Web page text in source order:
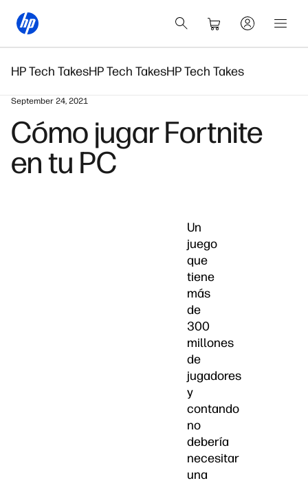
HP Tech TakesHP Tech TakesHP Tech Takes
September 24, 2021
Cómo jugar Fortnite
en tu PC
Un
juego
que
tiene
más
de
300
millones
de
jugadores
y
contando
no
debería
necesitar
una